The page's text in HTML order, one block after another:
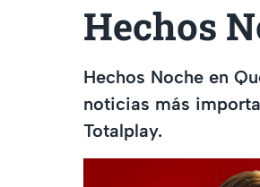
Hechos
Hechos Noche en
noticias más
Totalplay.